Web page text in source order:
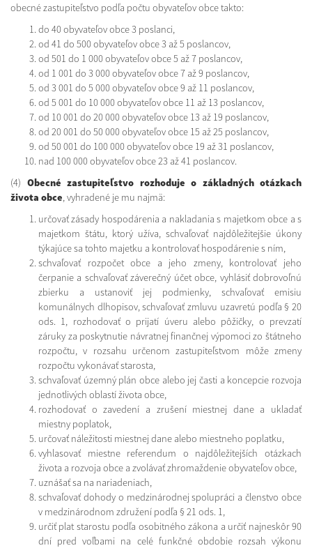
obecné zastupiteľstvo podľa počtu obyvateľov obce takto:
do 40 obyvateľov obce 3 poslanci,
od 41 do 500 obyvateľov obce 3 až 5 poslancov,
od 501 do 1 000 obyvateľov obce 5 až 7 poslancov,
od 1 001 do 3 000 obyvateľov obce 7 až 9 poslancov,
od 3 001 do 5 000 obyvateľov obce 9 až 11 poslancov,
od 5 001 do 10 000 obyvateľov obce 11 až 13 poslancov,
od 10 001 do 20 000 obyvateľov obce 13 až 19 poslancov,
od 20 001 do 50 000 obyvateľov obce 15 až 25 poslancov,
od 50 001 do 100 000 obyvateľov obce 19 až 31 poslancov,
nad 100 000 obyvateľov obce 23 až 41 poslancov.
(4) Obecné zastupiteľstvo rozhoduje o základných otázkach
života obce, vyhradené je mu najmä:
určovať zásady hospodárenia a nakladania s majetkom obce a s
majetkom štátu, ktorý užíva, schvaľovať najdôležitejšie úkony
týkajúce sa tohto majetku a kontrolovať hospodárenie s ním,
schvaľovať rozpočet obce a jeho zmeny, kontrolovať jeho
čerpanie a schvaľovať záverečný účet obce, vyhlásiť dobrovoľnú
zbierku a ustanoviť jej podmienky, schvaľovať emisiu
komunálnych dlhopisov, schvaľovať zmluvu uzavretú podľa § 20
ods. 1, rozhodovať o prijatí úveru alebo pôžičky, o prevzatí
záruky za poskytnutie návratnej finančnej výpomoci zo štátneho
rozpočtu, v rozsahu určenom zastupiteľstvom môže zmeny
rozpočtu vykonávať starosta,
schvaľovať územný plán obce alebo jej časti a koncepcie rozvoja
jednotlivých oblastí života obce,
rozhodovať o zavedení a zrušení miestnej dane a ukladať
miestny poplatok,
určovať náležitosti miestnej dane alebo miestneho poplatku,
vyhlasovať miestne referendum o najdôležitejších otázkach
života a rozvoja obce a zvolávať zhromaždenie obyvateľov obce,
uznášať sa na nariadeniach,
schvaľovať dohody o medzinárodnej spolupráci a členstvo obce
v medzinárodnom združení podľa § 21 ods. 1,
určiť plat starostu podľa osobitného zákona a určiť najneskôr 90
dní pred voľbami na celé funkčné obdobie rozsah výkonu